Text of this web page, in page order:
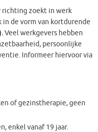
richting zoekt in werk
de vorm van kortdurende
Veel werkgevers hebben
persoonlijke
Informeer hiervoor via
of gezinstherapie, geen
enkel vanaf 19 jaar.